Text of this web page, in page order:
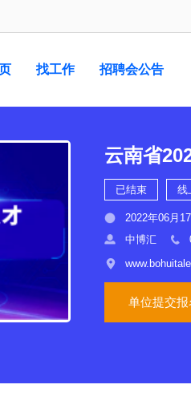
找工作 招聘会公告
云南省
已结束 线
2022年06月
中博汇
单位提交报